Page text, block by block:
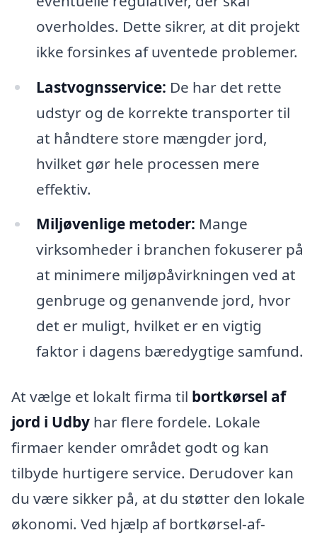
overholdes. Dette sikrer, at dit projekt
ikke forsinkes af uventede problemer.
Lastvognsservice: De har det rette
udstyr og de korrekte transporter til
at håndtere store mængder jord,
hvilket gør hele processen mere
effektiv.
Miljøvenlige metoder: Mange
virksomheder i branchen fokuserer på
at minimere miljøpåvirkningen ved at
genbruge og genanvende jord, hvor
det er muligt, hvilket er en vigtig
faktor i dagens bæredygtige samfund.
At vælge et lokalt firma til bortkørsel af
jord i Udby har flere fordele. Lokale
firmaer kender området godt og kan
tilbyde hurtigere service. Derudover kan
du være sikker på, at du støtter den lokale
økonomi. Ved hjælp af bortkørsel-af-